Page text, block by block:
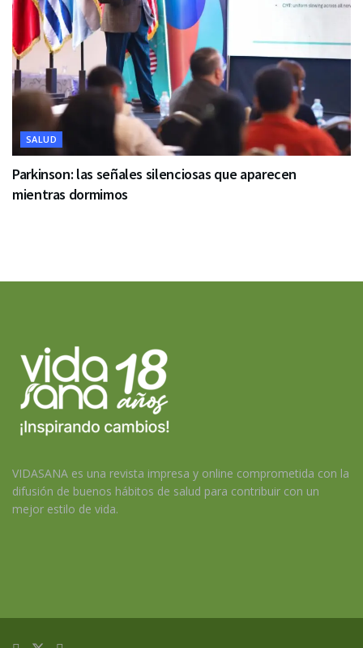
SALUD
Parkinson: las señales silenciosas que aparecen
mientras dormimos
VIDASANA es una revista impresa y online comprometida con la
difusión de buenos hábitos de salud para contribuir con un
mejor estilo de vida.